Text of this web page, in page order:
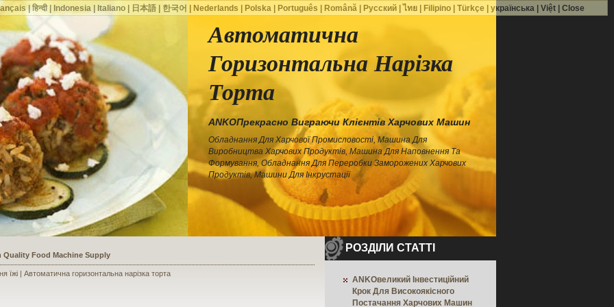
Автоматична
Горизонтальна Нарізка
Торта
ANKOПрекрасно Виграючи Клієнтів Харчових Машин
Обладнання Для Харчової Промисловості, Машина Для
Виробництва Харчових Продуктів, Машина Для Наповнення Та
Формування, Обладнання Для Переробки Заморожених Харчових
Продуктів, Машини Для Інкрустації
a Shoe Seller to Start a Food Business
| Автоматична горизонтальна нарізка торта
РОЗДІЛИ СТАТТІ
ANKOвеликий Інвестиційний
Крок Для Високоякісного
Постачання Харчових Машин
|हिन्दी| Indonesia| Italiano| 日本語| 한국어 Nederlands Polska| Português Română| Русский| ไทย| Filipino| Türkçe українська| Việt| Close